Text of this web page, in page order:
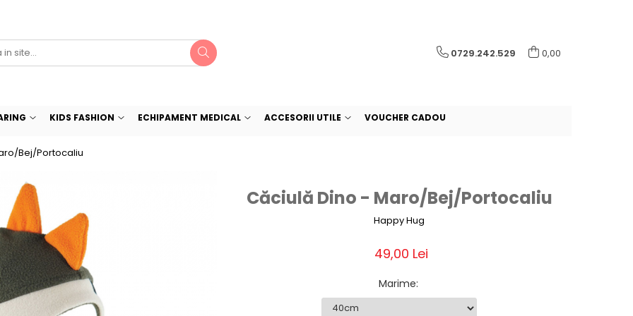
0729.242.529 0,00
KIDS FASHION ECHIPAMENT MEDICAL ACCESORII UTILE VOUCHER CADOU
Bej/Portocaliu
Căciulă Dino - Maro/Bej/Portocaliu
Happy Hug
49,00 Lei
Marime: